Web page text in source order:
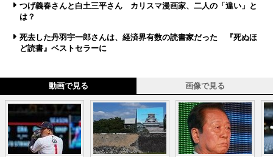
つげ義春さんと白土三平さん カリスマ漫画家、二人の「違い」と
は？
死去した丹羽宇一郎さんは、経済界有数の読書家だった 『死ぬほ
ど読書』ベストセラーに
動画で見る 画像で見る